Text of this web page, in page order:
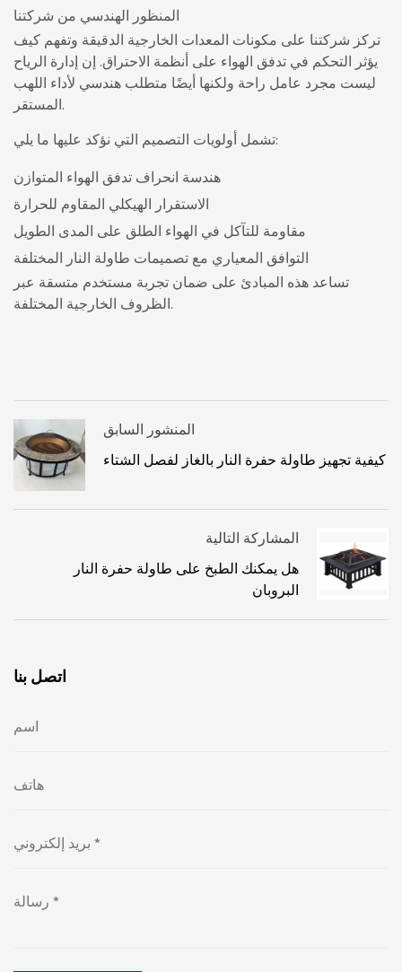
المنظور الهندسي من شركتنا
تركز شركتنا على مكونات المعدات الخارجية الدقيقة وتفهم كيف
يؤثر التحكم في تدفق الهواء على أنظمة الاحتراق. إن إدارة الرياح
ليست مجرد عامل راحة ولكنها أيضًا متطلب هندسي لأداء اللهب
المستقر.
تشمل أولويات التصميم التي نؤكد عليها ما يلي:
هندسة انحراف تدفق الهواء المتوازن
الاستقرار الهيكلي المقاوم للحرارة
مقاومة للتآكل في الهواء الطلق على المدى الطويل
التوافق المعياري مع تصميمات طاولة النار المختلفة
تساعد هذه المبادئ على ضمان تجربة مستخدم متسقة عبر
الظروف الخارجية المختلفة.
المنشور السابق
كيفية تجهيز طاولة حفرة النار بالغاز لفصل الشتاء
المشاركة التالية
هل يمكنك الطبخ على طاولة حفرة النار
البروبان
اتصل بنا